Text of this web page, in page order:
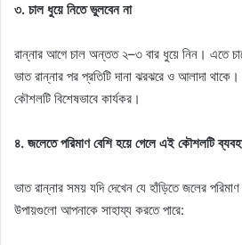
৩. চাল ধুয়ে নিতে ভুলবেন না
রান্নার আগে চাল অন্তত ২–৩ বার ধুয়ে নিন। এতে
ভাত রান্নার পর প্রতিটি দানা ঝরঝরে ও আলাদা
কৌশলটি বিশেষভাবে কার্যকর।
৪. জলেতে পরিমাণ বেশি হয়ে গেলে এই কৌশলটি
ভাত রান্নার সময় যদি দেখেন যে হাঁড়িতে জলের
উপায়গুলো আপনাকে সাহায্য করতে পারে: